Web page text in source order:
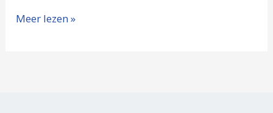
Meer lezen »